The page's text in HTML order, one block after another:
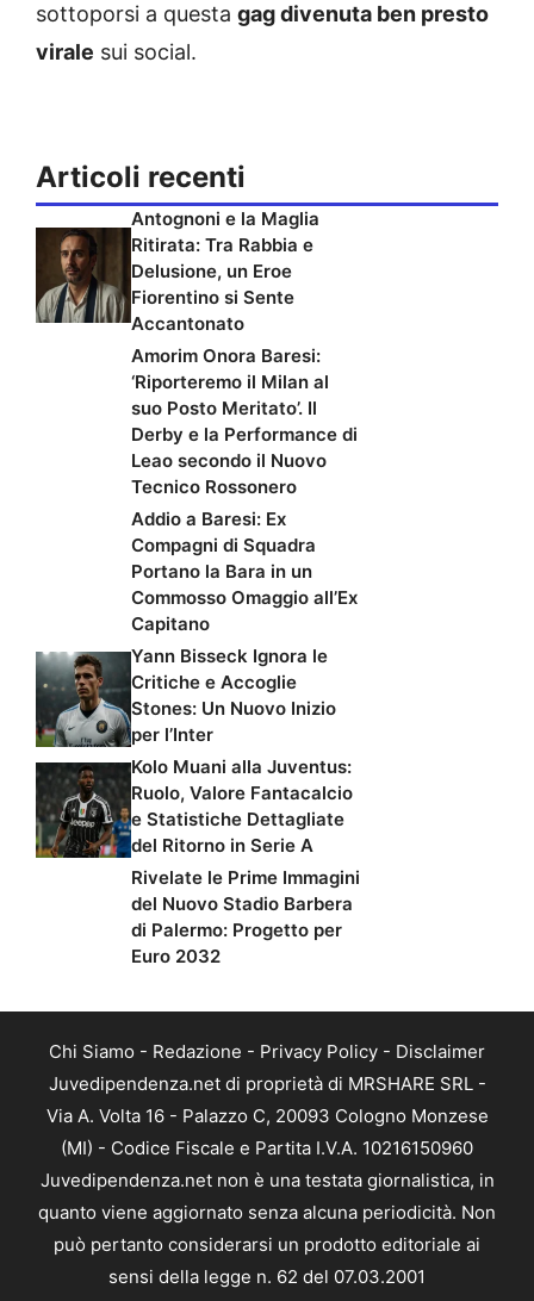
sottoporsi a questa gag divenuta ben presto
virale sui social.
Articoli recenti
Antognoni e la Maglia
Ritirata: Tra Rabbia e
Delusione, un Eroe
Fiorentino si Sente
Accantonato
Amorim Onora Baresi:
‘Riporteremo il Milan al
suo Posto Meritato’. Il
Derby e la Performance di
Leao secondo il Nuovo
Tecnico Rossonero
Addio a Baresi: Ex
Compagni di Squadra
Portano la Bara in un
Commosso Omaggio all’Ex
Capitano
Yann Bisseck Ignora le
Critiche e Accoglie
Stones: Un Nuovo Inizio
per l’Inter
Kolo Muani alla Juventus:
Ruolo, Valore Fantacalcio
e Statistiche Dettagliate
del Ritorno in Serie A
Rivelate le Prime Immagini
del Nuovo Stadio Barbera
di Palermo: Progetto per
Euro 2032
Chi Siamo - Redazione - Privacy Policy - Disclaimer
Juvedipendenza.net di proprietà di MRSHARE SRL -
Via A. Volta 16 - Palazzo C, 20093 Cologno Monzese
(MI) - Codice Fiscale e Partita I.V.A. 10216150960
Juvedipendenza.net non è una testata giornalistica, in
quanto viene aggiornato senza alcuna periodicità. Non
può pertanto considerarsi un prodotto editoriale ai
sensi della legge n. 62 del 07.03.2001